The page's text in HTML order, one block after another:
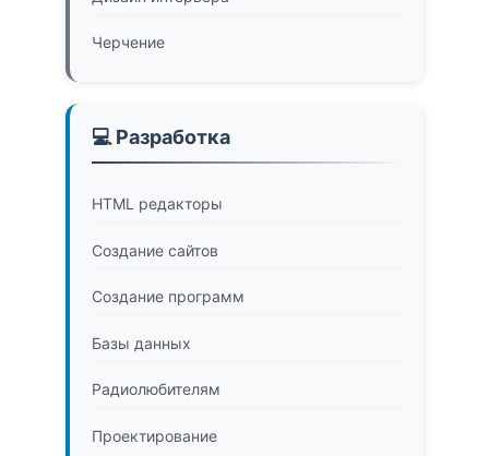
Черчение
💻 Разработка
HTML редакторы
Создание сайтов
Создание программ
Базы данных
Радиолюбителям
Проектирование